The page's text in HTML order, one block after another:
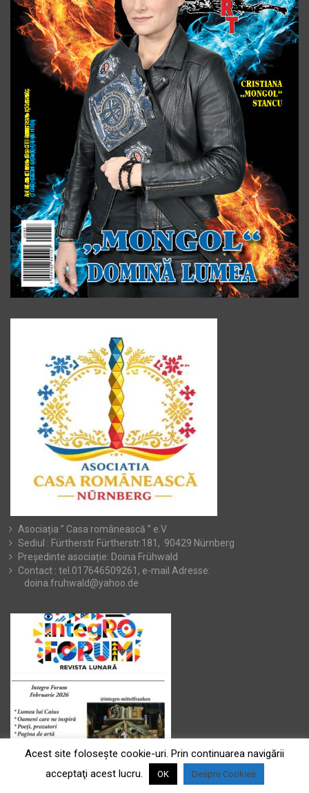
Asociația ” Casa românească ” e.V
Sediul : Fürtherstr Fürtherstr.181, 90429 Nürnberg
Președinte asociație: Doina Frühwald
Contact : tel.017646509261, e-mail Adresse:
doina.fruhwald@yahoo.de
Acest site foloseşte cookie-uri. Prin continuarea navigării
acceptaţi acest lucru.
OK Despre Cookies